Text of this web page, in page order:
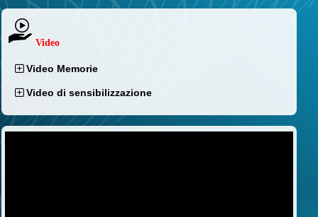
Video
Video Memorie
Video di sensibilizzazione